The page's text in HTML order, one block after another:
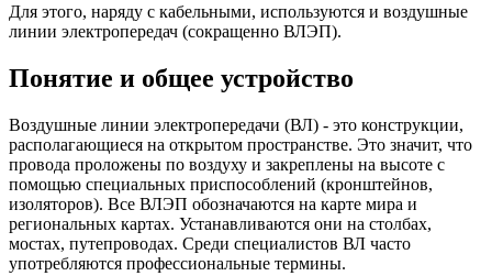
Для этого, наряду с кабельными, используются и воздушные
линии электропередач (сокращенно ВЛЭП).
Понятие и общее устройство
Воздушные линии электропередачи (ВЛ) - это конструкции,
располагающиеся на открытом пространстве. Это значит, что
провода проложены по воздуху и закреплены на высоте с
помощью специальных приспособлений (кронштейнов,
изоляторов). Все ВЛЭП обозначаются на карте мира и
региональных картах. Устанавливаются они на столбах,
мостах, путепроводах. Среди специалистов ВЛ часто
употребляются профессиональные термины.